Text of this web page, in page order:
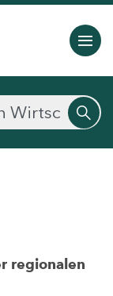
regionalen